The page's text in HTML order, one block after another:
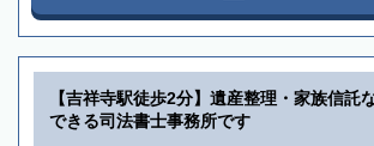
【吉祥寺駅徒歩2分】遺産整理・家族信託
できる司法書士事務所です